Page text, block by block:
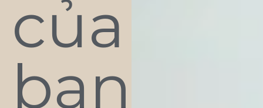
của
bạn